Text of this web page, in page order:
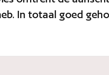
In totaal goed